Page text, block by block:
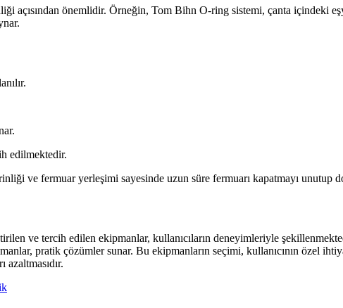
açısından önemlidir. Örneğin, Tom Bihn O-ring sistemi, çanta içindeki
edilmektedir.
ve fermuar yerleşimi sayesinde uzun süre fermuarı kapatmayı unutup
ve tercih edilen ekipmanlar, kullanıcıların deneyimleriyle
pratik çözümler sunar. Bu ekipmanların seçimi, kullanıcının özel
azaltmasıdır.